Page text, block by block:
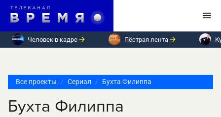
Человек в кадре Пёстрая лента
Все проекты Сериал Бухта Филиппа
Бухта Филиппа